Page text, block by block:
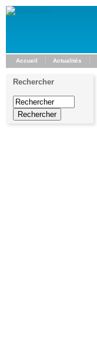
Accueil Actualités
Rechercher